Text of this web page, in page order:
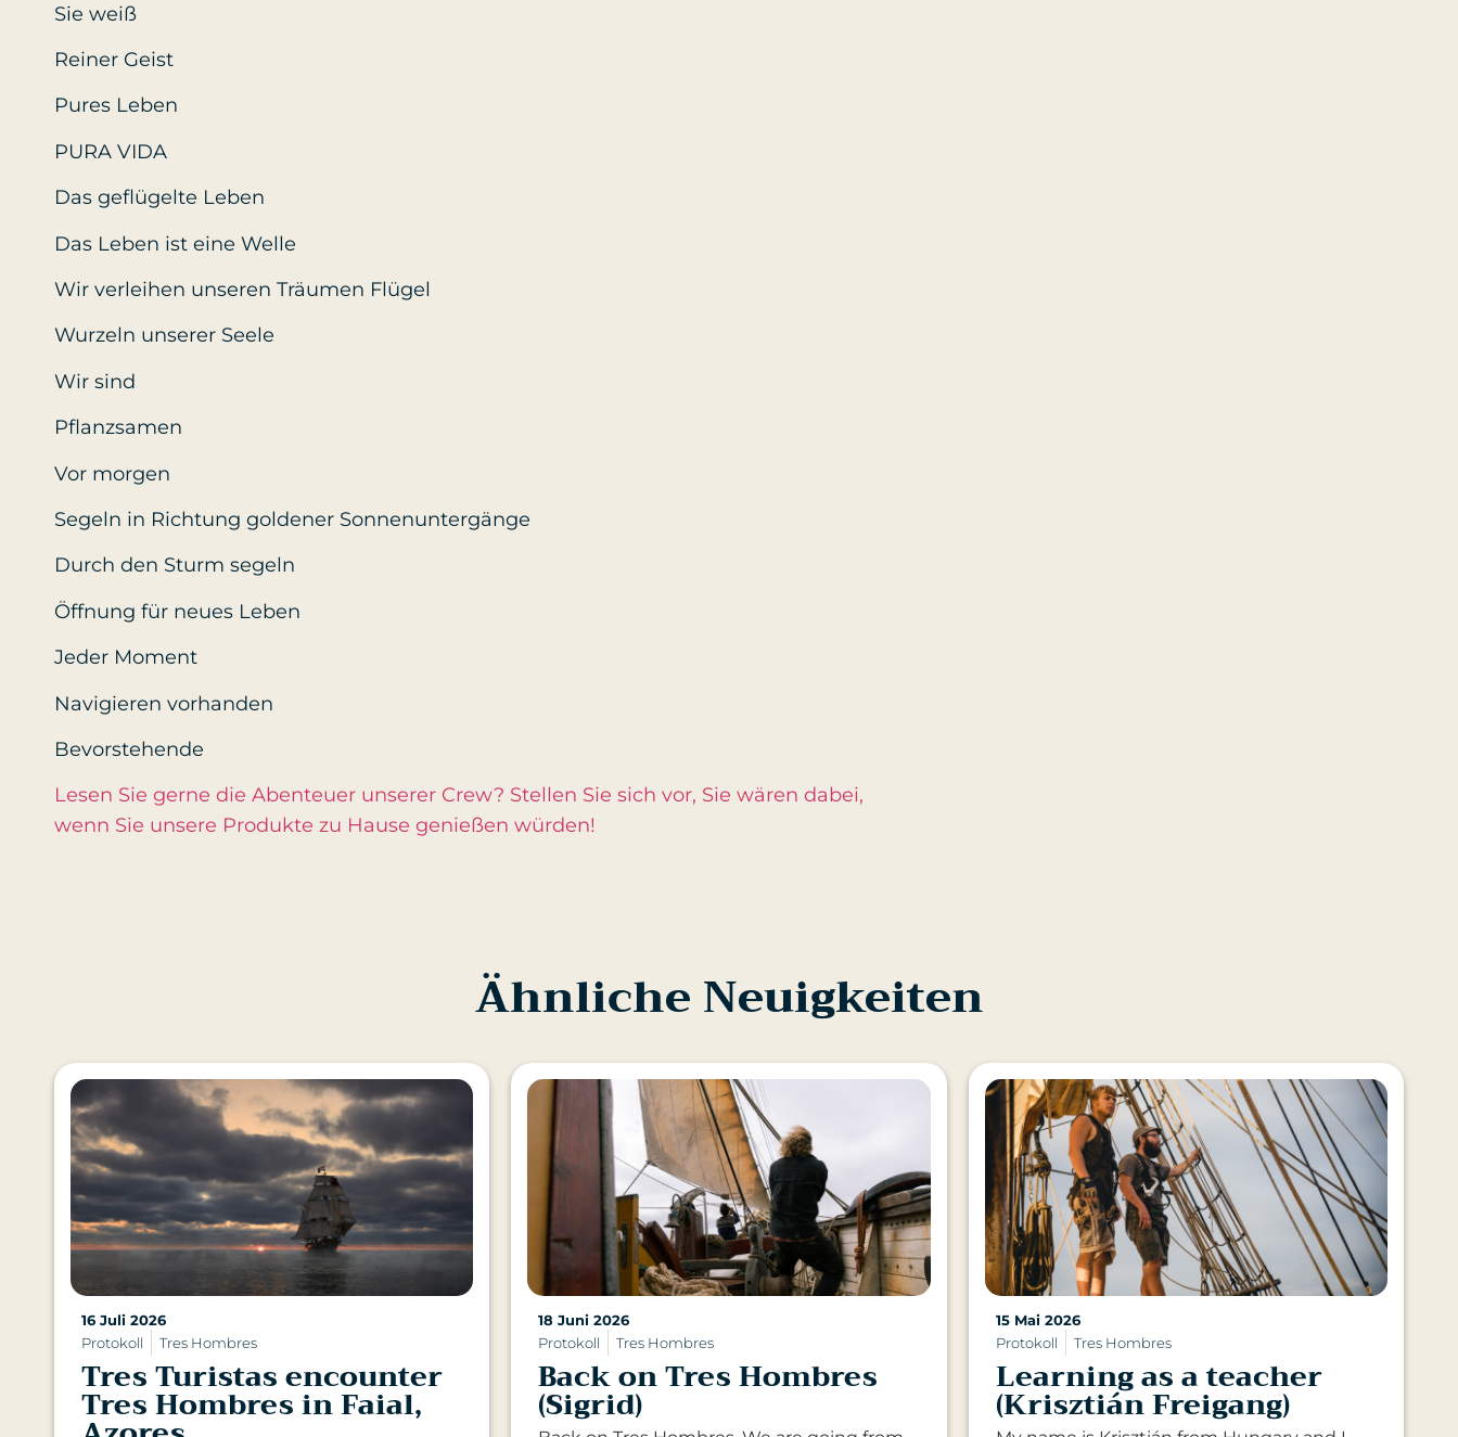
Sie weiß
Reiner Geist
Pures Leben
PURA VIDA
Das geflügelte Leben
Das Leben ist eine Welle
Wir verleihen unseren Träumen Flügel
Wurzeln unserer Seele
Wir sind
Pflanzsamen
Vor morgen
Segeln in Richtung goldener Sonnenuntergänge
Durch den Sturm segeln
Öffnung für neues Leben
Jeder Moment
Navigieren vorhanden
Bevorstehende
Lesen Sie gerne die Abenteuer unserer Crew? Stellen Sie sich vor, Sie wären dabei,
wenn Sie unsere Produkte zu Hause genießen würden!
Ähnliche Neuigkeiten
16 Juli 2026
Protokoll
Tres Hombres
Tres Turistas encounter
Tres Hombres in Faial,
18 Juni 2026
Protokoll
Tres Hombres
Back on Tres Hombres
(Sigrid)
15 Mai 2026
Protokoll
Tres Hombres
Learning as a teacher
(Krisztián Freigang)